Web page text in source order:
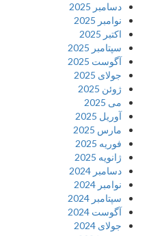
دسامبر 2025
نوامبر 2025
اکتبر 2025
سپتامبر 2025
آگوست 2025
جولای 2025
ژوئن 2025
می 2025
آوریل 2025
مارس 2025
فوریه 2025
ژانویه 2025
دسامبر 2024
نوامبر 2024
سپتامبر 2024
آگوست 2024
جولای 2024